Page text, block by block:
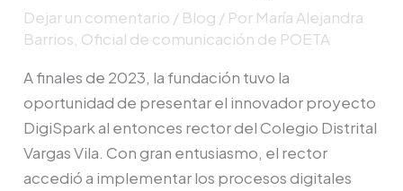
Dejar un comentario / Blog / Por María Alejandra
Barrios, Oficial de comunicación de POETA
A finales de 2023, la fundación tuvo la
oportunidad de presentar el innovador proyecto
DigiSpark al entonces rector del Colegio Distrital
Vargas Vila. Con gran entusiasmo, el rector
accedió a implementar los procesos digitales